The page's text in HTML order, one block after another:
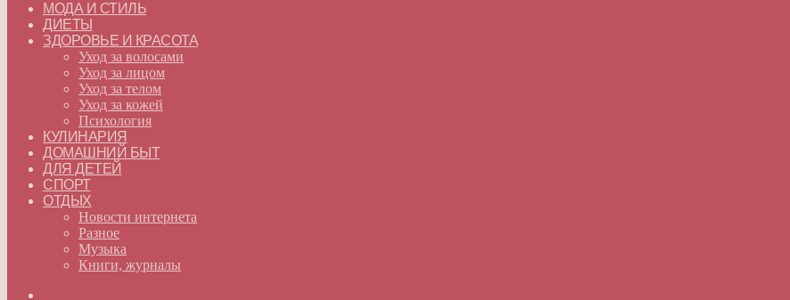
МОДА И СТИЛЬ
ДИЕТЫ
ЗДОРОВЬЕ И КРАСОТА
Уход за волосами
Уход за лицом
Уход за телом
Уход за кожей
Психология
КУЛИНАРИЯ
ДОМАШНИЙ БЫТ
ДЛЯ ДЕТЕЙ
СПОРТ
ОТДЫХ
Новости интернета
Разное
Музыка
Книги, журналы